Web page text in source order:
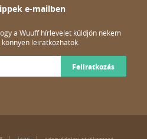
e-mailben
a Wuuff hírlevelet küldjön nekem
leiratkozhatok.
Feliratkozás